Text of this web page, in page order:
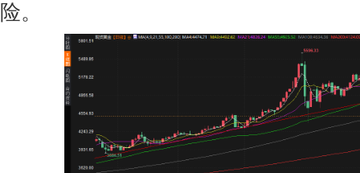
险。